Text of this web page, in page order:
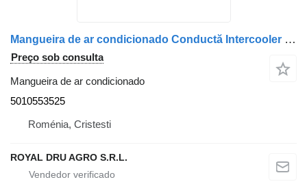
Mangueira de ar condicionado Conductă Intercooler 5010553525 para camião Renault – Lungime 45 cm
Preço sob consulta
Mangueira de ar condicionado
5010553525
Roménia, Cristesti
ROYAL DRU AGRO S.R.L.